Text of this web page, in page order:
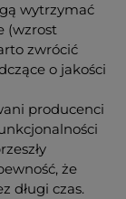
wytrzymać
(wzrost
zwrócić
o jakości
producenci
że
długi czas.